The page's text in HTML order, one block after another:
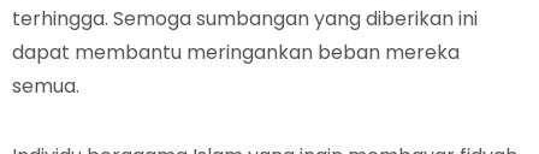
terhingga. Semoga sumbangan yang diberikan ini
dapat membantu meringankan beban mereka
semua.